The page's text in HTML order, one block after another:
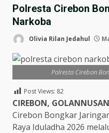
Polresta Cirebon
Narkoba
Olivia Rilan Jedahul
Polresta Cirebon
Post Views: 82
CIREBON,
Cirebon Bongkar
Raya Iduladha 2026